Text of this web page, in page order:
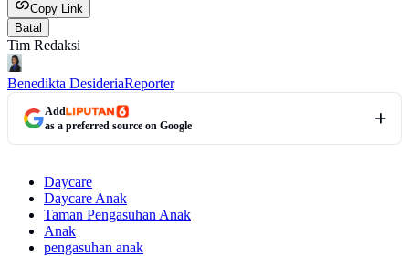
Copy Link
Batal
Tim Redaksi
Benedikta DesideriaReporter
Add
as a preferred source on Google
Daycare
Daycare Anak
Taman Pengasuhan Anak
Anak
pengasuhan anak